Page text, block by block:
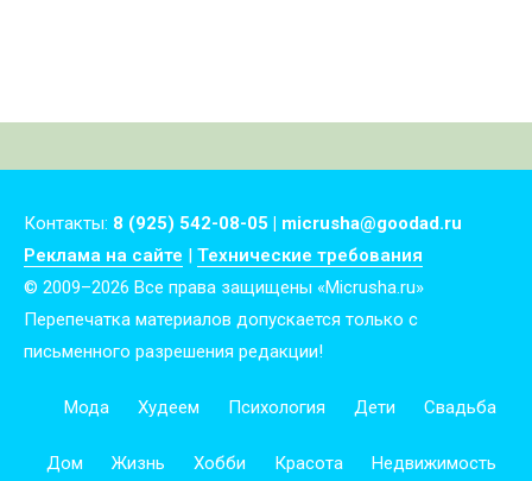
Контакты: 8 (925) 542-08-05 | micrusha@goodad.ru
Реклама на сайте | Технические требования
© 2009–2026 Все права защищены «Micrusha.ru»
Перепечатка материалов допускается только с
письменного разрешения редакции!
Мода Худеем Психология Дети Свадьба
Дом Жизнь Хобби Красота Недвижимость